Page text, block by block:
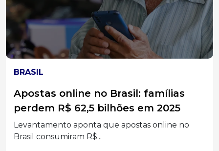
LOTERIAS
Duas apostas de Santa Catarina
batem na trave e levam mais de R$
52 mil na Mega-Sena
Bilhetes simples registrados acertaram a quina